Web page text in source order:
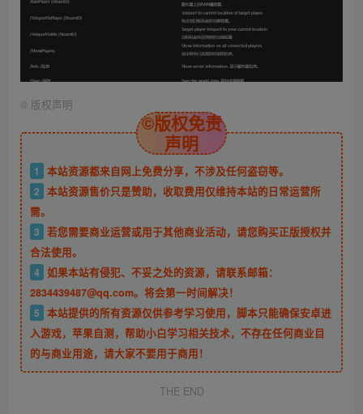
© 版权声明
©版权免责
声明
1
本站资源都来自网上免费分享，不涉及任何盗窃等。
2 本站资源售价只是赞助，收取费用仅维持本站的日常运营所
需。
3 若您需要商业运营或用于其他商业活动，请您购买正版授权并
合法使用。
4 如果本站有侵犯、不妥之处的资源，请联系邮箱：
2834439487@qq.com。将会第一时间解决！
5 本站提供的所有资源仅供参考学习使用，脚本只能确保安卓进
入游戏，苹果自测，帮助小白学习相关技术，不存在任何商业目
的与商业用途，请大家不要用于商用！
THE END